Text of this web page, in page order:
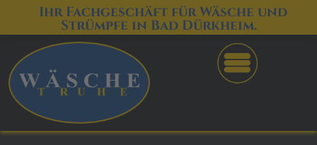
Ihr Fachgeschäft für Wäsche und
Strümpfe in Bad Dürkheim.